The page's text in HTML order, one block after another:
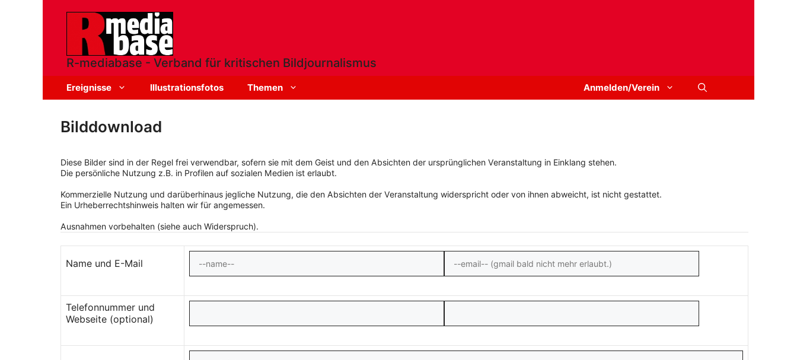
R-mediabase - Verband für kritischen Bildjournalismus
Ereignisse Illustrationsfotos Themen Anmelden/Verein
Bilddownload
Diese Bilder sind in der Regel frei verwendbar, sofern sie mit dem Geist und den Absichten der ursprünglichen Veranstaltung in Einklang stehen.
Die persönliche Nutzung z.B. in Profilen auf sozialen Medien ist erlaubt.
Kommerzielle Nutzung und darüberhinaus jegliche Nutzung, die den Absichten der Veranstaltung widerspricht oder von ihnen abweicht, ist nicht gestattet.
Ein Urheberrechtshinweis halten wir für angemessen.
Ausnahmen vorbehalten (siehe auch Widerspruch).
Name und E-Mail
Telefonnummer und
Webseite (optional)